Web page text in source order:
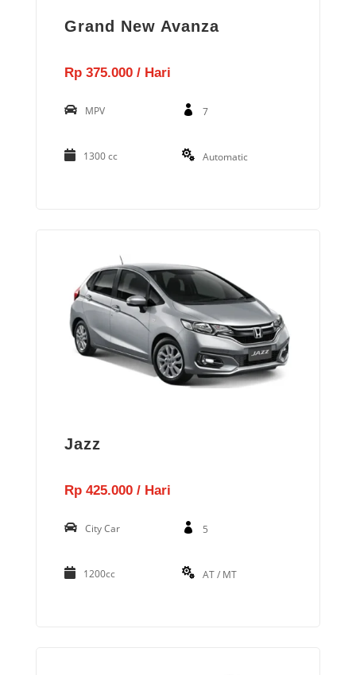
Grand New Avanza
Rp 375.000 / Hari
MPV 7
1300 cc Automatic
Jazz
Rp 425.000 / Hari
City Car 5
1200cc AT / MT